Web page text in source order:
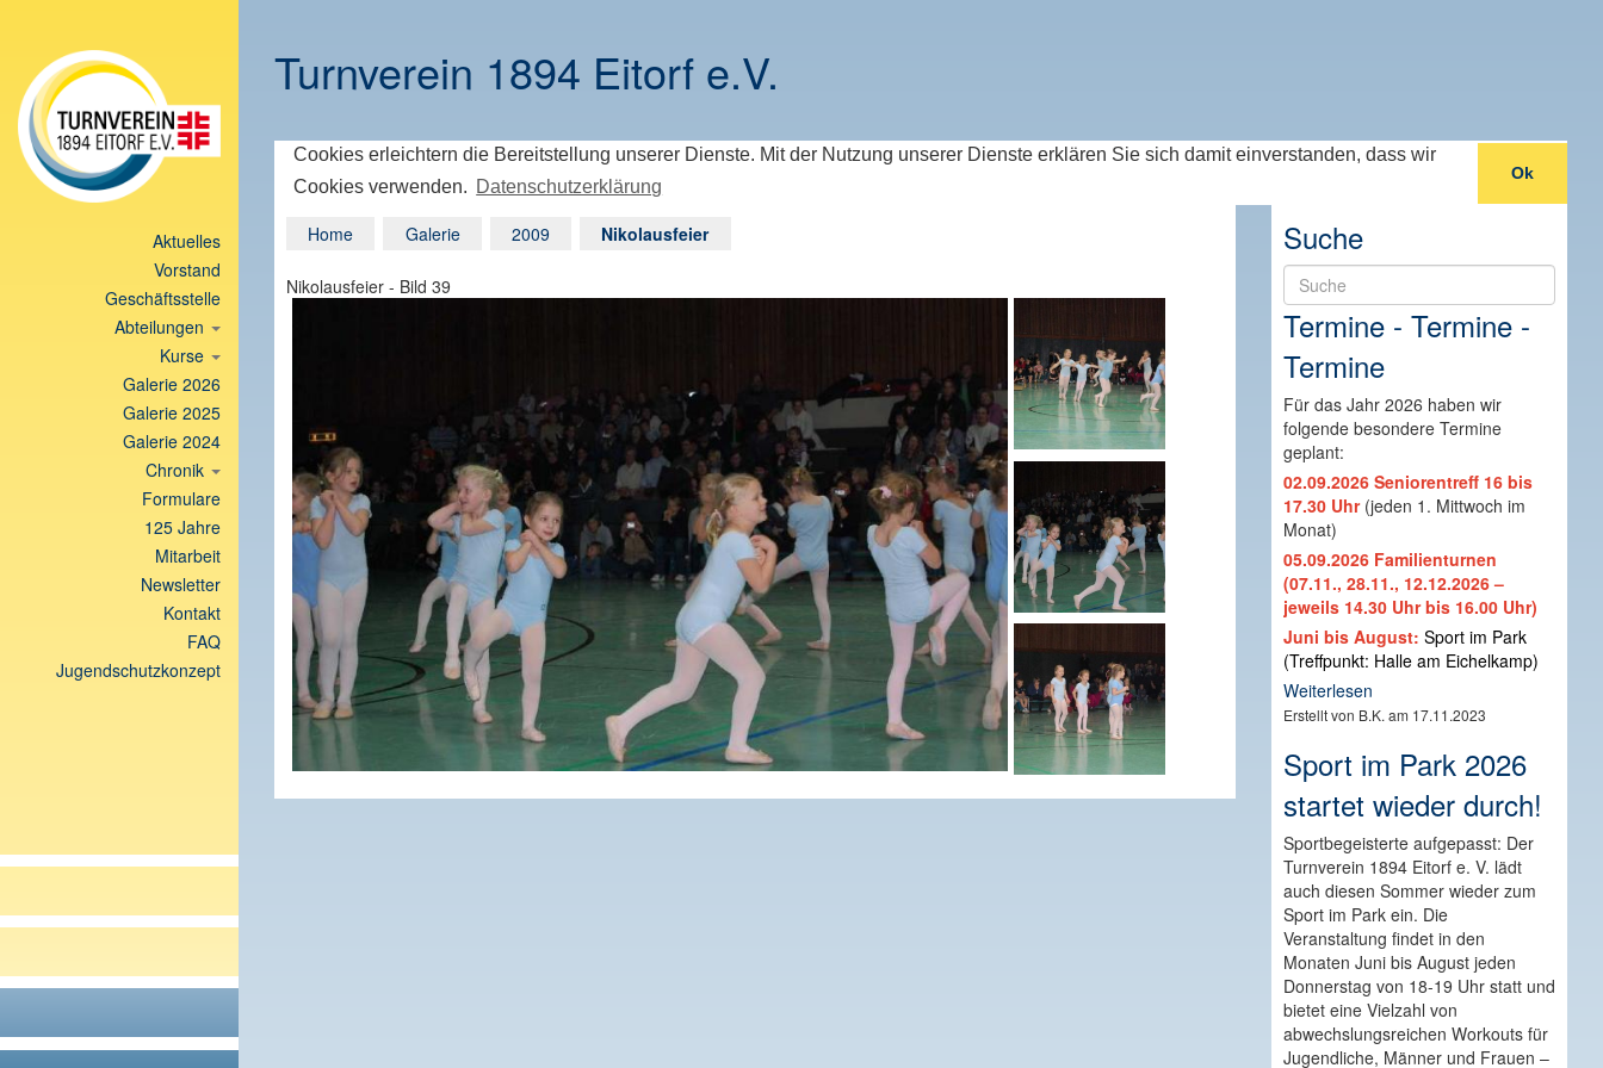
Aktuelles
Vorstand
Geschäftsstelle
Abteilungen
Kurse
Galerie 2026
Galerie 2025
Galerie 2024
Chronik
Formulare
125 Jahre
Mitarbeit
Newsletter
Kontakt
FAQ
Jugendschutzkonzept
Turnverein 1894 Eitorf e.V.
Cookies erleichtern die Bereitstellung unserer Dienste. Mit der Nutzung unserer Dienste erklären Sie sich damit einverstanden, dass wir
Cookies verwenden. Datenschutzerklärung
Ok
Home Galerie 2009 Nikolausfeier
Nikolausfeier - Bild 39
Suche
Termine - Termine -
Termine
Für das Jahr 2026 haben wir
folgende besondere Termine
geplant:
02.09.2026 Seniorentreff 16 bis
17.30 Uhr (jeden 1. Mittwoch im
Monat)
05.09.2026 Familienturnen
(07.11., 28.11., 12.12.2026 –
jeweils 14.30 Uhr bis 16.00 Uhr)
Juni bis August: Sport im Park
(Treffpunkt: Halle am Eichelkamp)
Weiterlesen
Erstellt von B.K. am 17.11.2023
Sport im Park 2026
startet wieder durch!
Sportbegeisterte aufgepasst: Der
Turnverein 1894 Eitorf e. V. lädt
auch diesen Sommer wieder zum
Sport im Park ein. Die
Veranstaltung findet in den
Monaten Juni bis August jeden
Donnerstag von 18-19 Uhr statt und
bietet eine Vielzahl von
abwechslungsreichen Workouts für
Jugendliche, Männer und Frauen –